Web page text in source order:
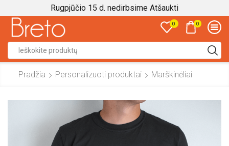
Rugpjūčio 15 d. nedirbsime Atšaukti
0 0
input
Pradžia Personalizuoti produktai Marškinėliai